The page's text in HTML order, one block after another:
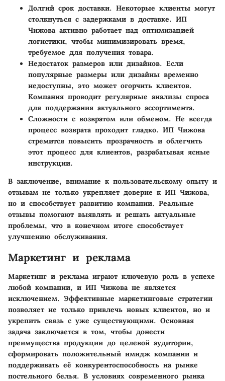
Долгий срок доставки. Некоторые клиенты могут
столкнуться с задержками в доставке. ИП
Чижова активно работает над оптимизацией
логистики, чтобы минимизировать время,
требуемое для получения товара.
Недостаток размеров или дизайнов. Если
популярные размеры или дизайны временно
недоступны, это может огорчить клиентов.
Компания проводит регулярные анализы спроса
для поддержания актуального ассортимента.
Сложности с возвратом или обменом. Не всегда
процесс возврата проходит гладко. ИП Чижова
стремится повысить прозрачность и облегчить
этот процесс для клиентов, разрабатывая ясные
инструкции.
В заключение, внимание к пользовательскому опыту и
отзывам не только укрепляет доверие к ИП Чижова,
но и способствует развитию компании. Реальные
отзывы помогают выявлять и решать актуальные
проблемы, что в конечном итоге способствует
улучшению обслуживания.
Маркетинг и реклама
Маркетинг и реклама играют ключевую роль в успехе
любой компании, и ИП Чижова не является
исключением. Эффективные маркетинговые стратегии
позволяет не только привлечь новых клиентов, но и
укрепить связь с уже существующими. Основная
задача заключается в том, чтобы донести
преимущества продукции до целевой аудитории,
сформировать положительный имидж компании и
поддерживать её конкурентоспособность на рынке
постельного белья. В условиях современного рынка